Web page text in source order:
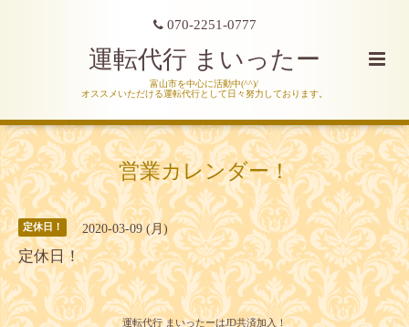
070-2251-0777
運転代行 まいったー
富山市を中心に活動中(^^)/
オススメいただける運転代行として日々努力しております。
営業カレンダー！
定休日！ 2020-03-09 (月)
定休日！
運転代行 まいったーはJD共済加入！